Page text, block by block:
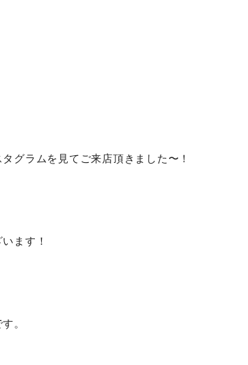
グラムを見てご来店頂きました〜！
ます！
。